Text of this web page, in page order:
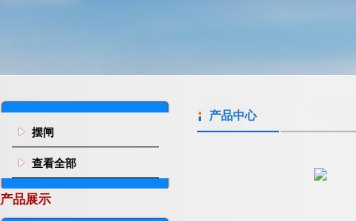
摆闸
查看全部
产品展示
产品中心